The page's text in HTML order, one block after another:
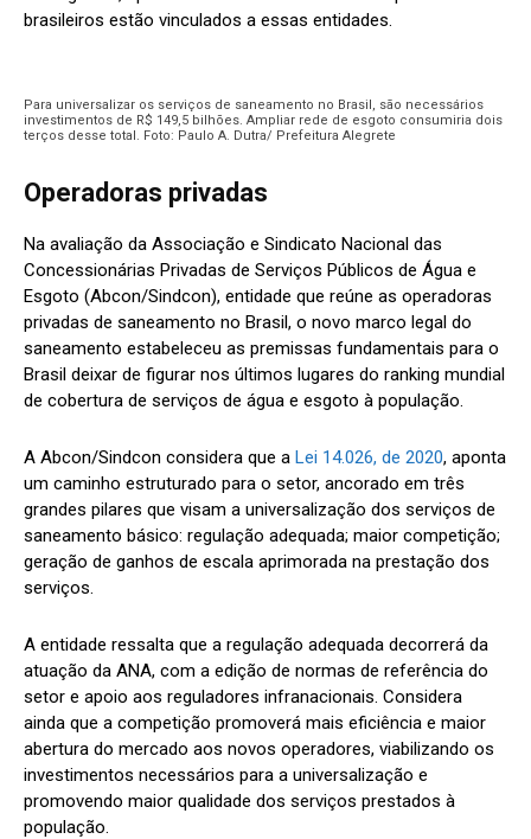
brasileiros estão vinculados a essas entidades.
Para universalizar os serviços de saneamento no Brasil, são necessários
investimentos de R$ 149,5 bilhões. Ampliar rede de esgoto consumiria dois
terços desse total. Foto: Paulo A. Dutra/ Prefeitura Alegrete
Operadoras privadas
Na avaliação da Associação e Sindicato Nacional das
Concessionárias Privadas de Serviços Públicos de Água e
Esgoto (Abcon/Sindcon), entidade que reúne as operadoras
privadas de saneamento no Brasil, o novo marco legal do
saneamento estabeleceu as premissas fundamentais para o
Brasil deixar de figurar nos últimos lugares do ranking mundial
de cobertura de serviços de água e esgoto à população.
A Abcon/Sindcon considera que a Lei 14.026, de 2020, aponta
um caminho estruturado para o setor, ancorado em três
grandes pilares que visam a universalização dos serviços de
saneamento básico: regulação adequada; maior competição;
geração de ganhos de escala aprimorada na prestação dos
serviços.
A entidade ressalta que a regulação adequada decorrerá da
atuação da ANA, com a edição de normas de referência do
setor e apoio aos reguladores infranacionais. Considera
ainda que a competição promoverá mais eficiência e maior
abertura do mercado aos novos operadores, viabilizando os
investimentos necessários para a universalização e
promovendo maior qualidade dos serviços prestados à
população.